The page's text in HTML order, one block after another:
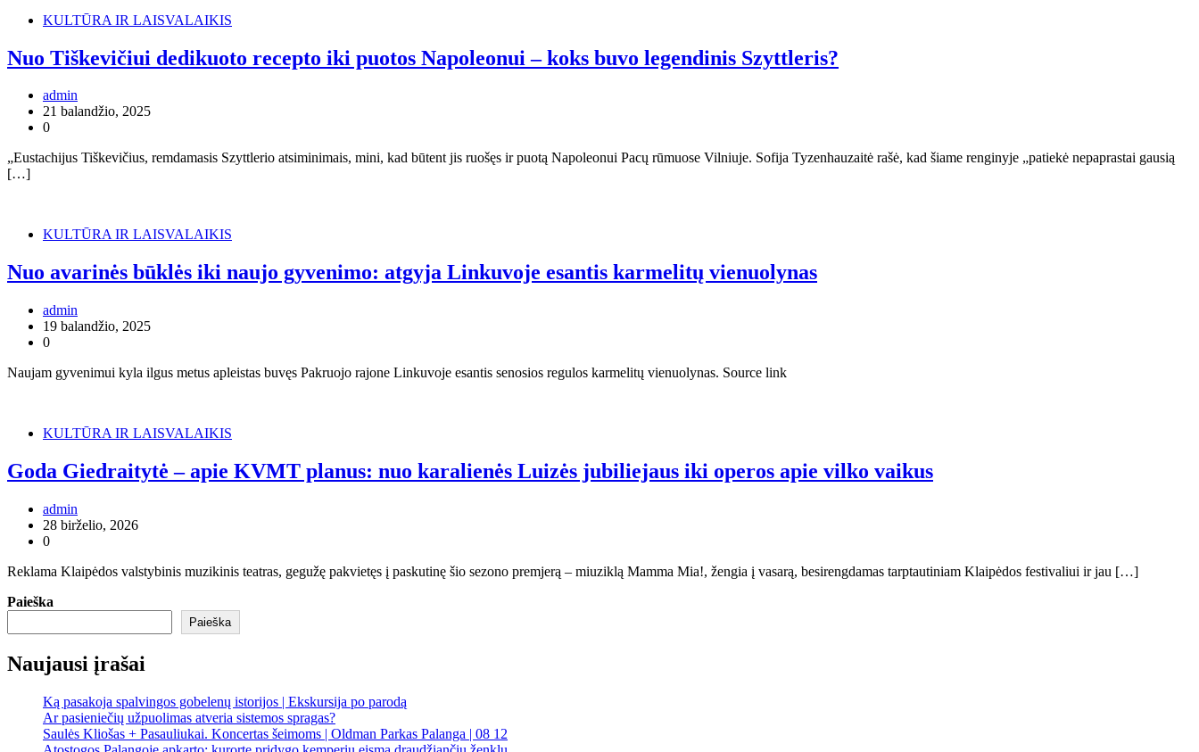
KULTŪRA IR LAISVALAIKIS
Nuo Tiškevičiui dedikuoto recepto iki puotos Napoleonui – koks buvo legendinis Szyttleris?
admin
21 balandžio, 2025
0
„Eustachijus Tiškevičius, remdamasis Szyttlerio atsiminimais, mini, kad būtent jis ruošęs ir puotą Napoleonui Pacų rūmuose Vilniuje. Sofija Tyzenhauzaitė rašė, kad šiame renginyje „patiekė nepaprastai gausią
[…]
KULTŪRA IR LAISVALAIKIS
Nuo avarinės būklės iki naujo gyvenimo: atgyja Linkuvoje esantis karmelitų vienuolynas
admin
19 balandžio, 2025
0
Naujam gyvenimui kyla ilgus metus apleistas buvęs Pakruojo rajone Linkuvoje esantis senosios regulos karmelitų vienuolynas. Source link
KULTŪRA IR LAISVALAIKIS
Goda Giedraitytė – apie KVMT planus: nuo karalienės Luizės jubiliejaus iki operos apie vilko vaikus
admin
28 birželio, 2026
0
Reklama Klaipėdos valstybinis muzikinis teatras, gegužę pakvietęs į paskutinę šio sezono premjerą – miuziklą Mamma Mia!, žengia į vasarą, besirengdamas tarptautiniam Klaipėdos festivaliui ir jau […]
Paieška
Paieška
Naujausi įrašai
Ką pasakoja spalvingos gobelenų istorijos | Ekskursija po parodą
Ar pasieniečių užpuolimas atveria sistemos spragas?
Saulės Kliošas + Pasauliukai. Koncertas šeimoms | Oldman Parkas Palanga | 08 12